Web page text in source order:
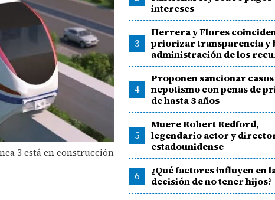
3 está en construcción
intereses
3
Herrera y Flores
priorizar transparencia y
administración de los
4
Proponen sancionar casos
nepotismo con penas de
de hasta 3 años
5
Muere Robert Redford,
legendario actor y
estadounidense
6
¿Qué factores influyen en
decisión de no tener hijos?